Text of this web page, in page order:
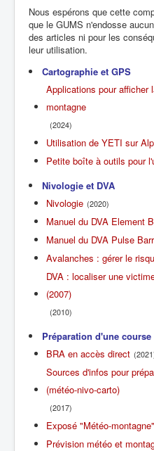
Nous espérons que cette
que le GUMS n'endosse
des articles ni pour les
leur utilisation.
Cartographie et GPS
Applications pour afficher
montagne
(2024)
Utilisation de YETI sur
Petite boîte à outils pour
Nivologie et DVA
Nivologie (2020)
Manuel du DVA Element
Manuel du DVA Pulse
Avalanches : gérer le
DVA : localiser une
(2007)
(2010)
Préparation d'une course
BRA en accès direct
Sources d'infos pour
(météo-nivo-carto)
(2017)
Exposé "Météo-
Prévision météo et